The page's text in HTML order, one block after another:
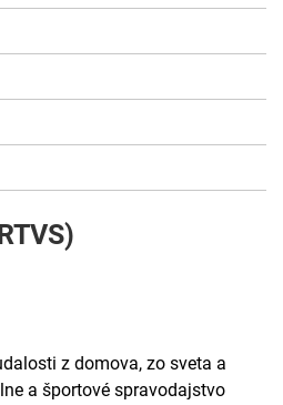
z domova, zo sveta a
a športové spravodajstvo